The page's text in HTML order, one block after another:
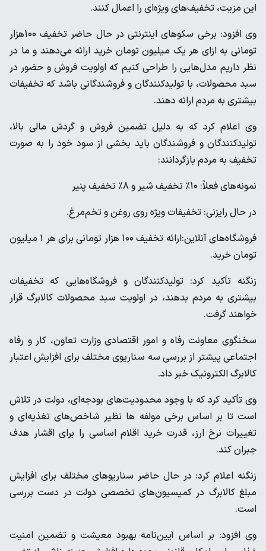
این مزیت، تخفیف‌های ویژه‌ای را اعمال کنند.
وی افزود: برخی سکوهای اینترنتی در حال حاضر تخفیف ۱۰۰هزار
تومانی به ازای هر یک میلیون تومان خرید ارائه می‌دهند و ما در
نظر داریم مدل‌هایی را طراحی کنیم که اولویت فروش و حضور در
سبد محصولات، با تولیدکنندگان و فروشندگانی باشد که تخفیفات
بیشتری به مردم ارائه دهند.
وی اعلام کرد که به دلیل تضمین فروش و گردش مالی بالا،
تولیدکنندگان و فروشندگان باید بخشی از سود خود را به صورت
تخفیف به مردم بازگردانند:
نمونه‌های فعلاً: ۱۰٪ تخفیف شیر و ۸٪ تخفیف پنیر
در حال رایزنی: تخفیفات ویژه روی روغن و تخم‌مرغ.
فروشگاه‌های آنلاین:ارائه تخفیف ۱۰۰ هزار تومانی برای هر ۱ میلیون
تومان خرید.
زنگنه تأکید کرد: تولیدکنندگان و فروشگاه‌هایی که تخفیفات
بیشتری به مردم بدهند، در اولویت سبد محصولات کالابرگ قرار
خواهند گرفت.
سخنگوی معاونت رفاه و امور اقتصادی وزارت تعاون، کار و رفاه
اجتماعی پیشتر از بررسی سه سناریوی مختلف برای افزایش اعتبار
کالابرگ الکترونیک خبر داد.
وی تأکید کرد که با وجود محدودیت‌های بودجه‌ای، دولت در تلاش
است تا بر اساس برخی مولفه ها نظیر شاخص‌های تغذیه‌ای و
تغییرات نرخ ارز، قدرت خرید اقلام اساسی را برای اقشار هدف
جبران کند.
زنگنه اعلام کرد: در حال حاضر سناریوهای مختلف برای افزایش
مبلغ کالابرگ در کمیسیون‌های تخصصی دولت در دست بررسی
است.
وی افزود: بر اساس آیین‌نامه بهبود معیشت و تضمین امنیت